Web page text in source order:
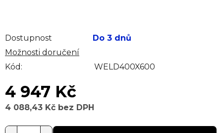
Dostupnost
Do 3 dnů
Možnosti doručení
Kód:
WELD400X600
4 947 Kč
4 088,43 Kč bez DPH